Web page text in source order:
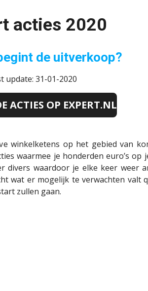
acties 2020
de uitverkoop?
update: 31-01-2020
ACTIES OP EXPERT.NL
winkelketens op het gebied van
waarmee je honderden euro’s op
divers waardoor je elke keer weer
wat er mogelijk te verwachten valt
zullen gaan.